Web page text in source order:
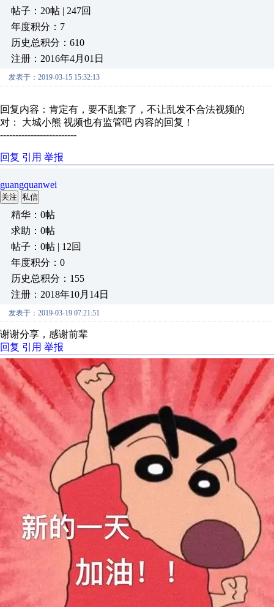
帖子：20帖 | 247回
年度积分：7
历史总积分：610
注册：2016年4月01日
发表于：2019-03-15 15:32:13
回复内容：肯定有，要不乱套了，不让乱发不合法视频的
对： 大城小熊 视频也有监管吧 内容的回复！
-------------------------
回复 引用 举报
guangquanwei
关注 私信
精华：0帖
求助：0帖
帖子：0帖 | 12回
年度积分：0
历史总积分：155
注册：2018年10月14日
发表于：2019-03-19 07:21:51
谢谢分享，感谢前辈
回复 引用 举报